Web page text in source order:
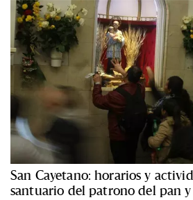
San Cayetano: horarios y
santuario del patrono del pan